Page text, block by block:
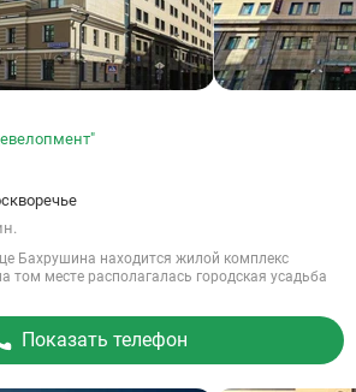
Бахрушина находится жилой комплекс
том месте располагалась городская усадьба
Показать телефон